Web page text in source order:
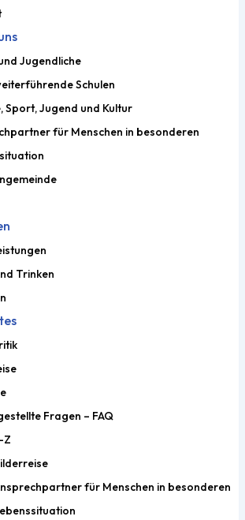
Jugendliche
Schulen
Sport, Jugend und Kultur
für Menschen in besonderen
Trinken
Fragen – FAQ
Z
für Menschen in besonderen